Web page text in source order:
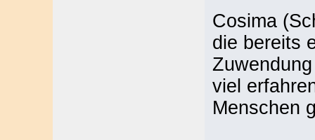
Cosima
die bereits
viel
Menschen